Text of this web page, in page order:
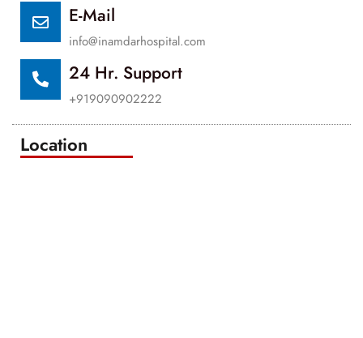
E-Mail
info@inamdarhospital.com
24 Hr. Support
+919090902222
Location